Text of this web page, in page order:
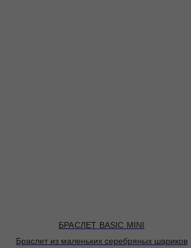
БРАСЛЕТ BASIC MINI
Браслет из маленьких серебряных шариков